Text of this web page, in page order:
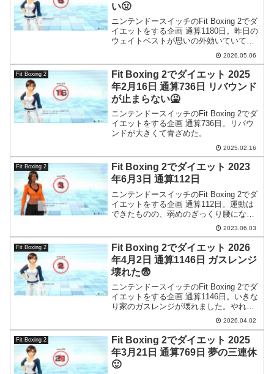
い🤢
ニンテンドースイッチのFit Boxing 2でダ
イエットをする企画 通算1180日。昨日の
ウェイトベストが思いの外効いていて、
朝起きたら全身筋肉痛でした。 2026.05.06
Fit Boxing 2
Fit Boxing 2でダイエット 2025
年2月16日 通算736日 リバウンド
が止まらない🤮
ニンテンドースイッチのFit Boxing 2でダ
イエットをする企画 通算736日。リバウ
ンドが大きくて青ざめた。
2025.02.16
Fit Boxing 2
Fit Boxing 2でダイエット 2023
年6月3日 通算112日
ニンテンドースイッチのFit Boxing 2でダ
イエットをする企画 通算112日。運動は
できたものの、弱めのぎっくり腰になっ
2023.06.03
Fit Boxing 2
Fit Boxing 2でダイエット 2026
年4月2日 通算1146日 ガスレンジ
壊れた😨
ニンテンドースイッチのFit Boxing 2でダ
イエットをする企画 通算1146日。いきな
り家のガスレンジが壊れました。やれや
2026.04.02
Fit Boxing 2
Fit Boxing 2でダイエット 2025
年3月21日 通算769日 夢の三連休
🙂